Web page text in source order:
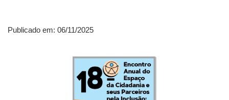
Publicado em: 06/11/2025